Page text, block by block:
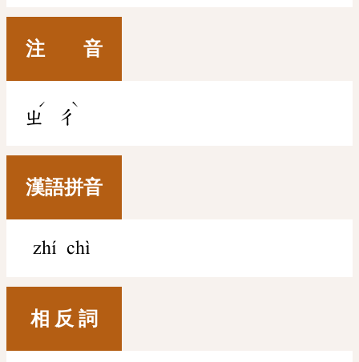
注 音
ㄓ
ˊ
ㄔ
ˋ
漢語拼音
zhí chì
相 反 詞